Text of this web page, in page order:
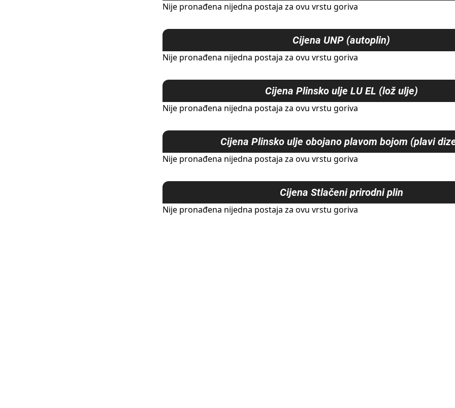
Nije pronađena nijedna postaja za ovu vrstu goriva
Cijena UNP (autoplin)
Nije pronađena nijedna postaja za ovu vrstu goriva
Cijena Plinsko ulje LU EL (lož ulje)
Nije pronađena nijedna postaja za ovu vrstu goriva
Cijena Plinsko ulje obojano plavom bojom (plavi
Nije pronađena nijedna postaja za ovu vrstu goriva
Cijena Stlačeni prirodni plin
Nije pronađena nijedna postaja za ovu vrstu goriva